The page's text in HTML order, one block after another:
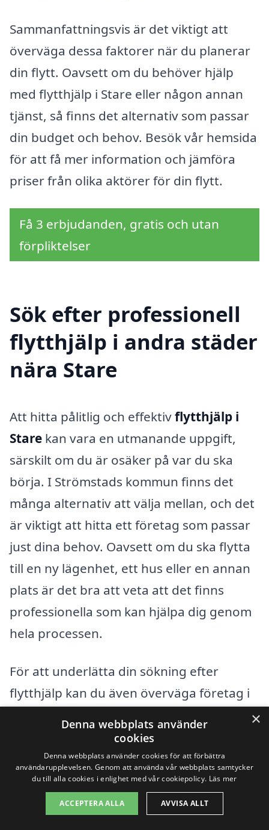
Sammanfattningsvis är det viktigt att
överväga dessa faktorer när du planerar
din flytt. Oavsett om du behöver hjälp
med flytthjälp i Stare eller någon annan
tjänst, så finns det alternativ som passar
din budget och behov. Besök vår hemsida
för att få mer information och jämföra
priser från olika aktörer för din flytt.
Få 3 erbjudanden, gratis och utan
förpliktelser
Sök efter professionell
flytthjälp i andra städer
nära Stare
Att hitta pålitlig och effektivflytthjälp i
Stare kan vara en utmanande uppgift,
särskilt om du är osäker på var du ska
börja. I Strömstads kommun finns det
många alternativ att välja mellan, och det
är viktigt att hitta ett företag som passar
just dina behov. Oavsett om du ska flytta
till en ny lägenhet, ett hus eller en annan
plats är det bra att veta att det finns
professionella som kan hjälpa dig genom
hela processen.
För att underlätta din sökning efter
flytthjälp kan du även överväga företag i
som erbjuder flytthjälp:
Strömstad
Tjärnö
×
Denna webbplats använder
cookies
Denna webbplats använder cookies för att förbättra
användarupplevelsen. Genom att använda vår webbplats samtycker
du till alla cookies i enlighet med vår cookiepolicy. Läs mer
ACCEPTERA ALLA AVVISA ALLT